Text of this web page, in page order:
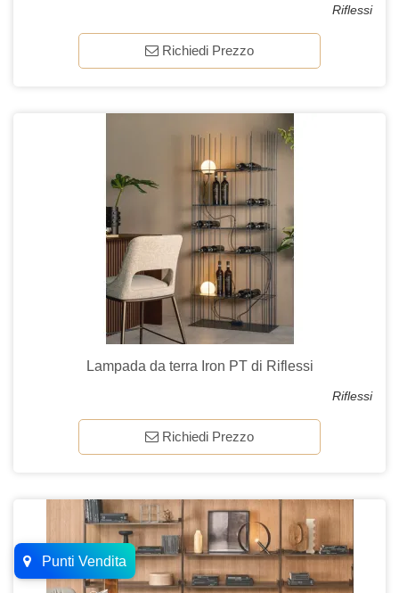
Riflessi
Richiedi Prezzo
Lampada da terra Iron PT di Riflessi
Riflessi
Richiedi Prezzo
Punti Vendita